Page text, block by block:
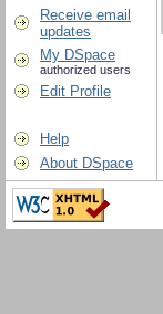
Receive email
updates
My DSpace
authorized users
Edit Profile
Help
About DSpace